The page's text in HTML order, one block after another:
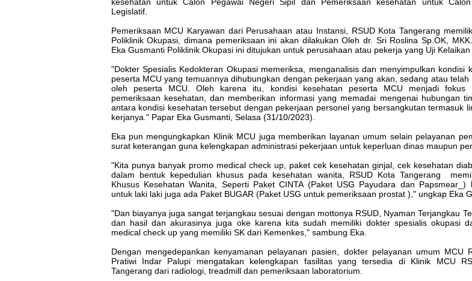
Legislatif.
Pemeriksaan MCU Karyawan dari Perusahaan atau Instansi, RSUD Kota Tangerang
Poliklinik Okupasi, dimana pemeriksaan ini akan dilakukan Oleh dr. Sri Roslina Sp.OK,
Eka Gusmanti Poliklinik Okupasi ini ditujukan untuk perusahaan atau pekerja yang Uji Kelaikan
"Dokter Spesialis Kedokteran Okupasi memeriksa, menganalisis dan menyimpulkan kondisi
peserta MCU yang temuannya dihubungkan dengan pekerjaan yang akan, sedang atau telah
oleh peserta MCU. Oleh karena itu, kondisi kesehatan peserta MCU menjadi fokus
pemeriksaan kesehatan, dan memberikan informasi yang memadai mengenai hubungan
antara kondisi kesehatan tersebut dengan pekerjaan personel yang bersangkutan termasuk
kerjanya." Papar Eka Gusmanti, Selasa (31/10/2023).
Eka pun mengungkapkan Klinik MCU juga memberikan layanan umum selain pelayanan
surat keterangan guna kelengkapan administrasi pekerjaan untuk keperluan dinas maupun
"Kita punya banyak promo medical check up, paket cek kesehatan ginjal, cek kesehatan
dalam bentuk kepedulian khusus pada kesehatan wanita, RSUD Kota Tangerang
Khusus Kesehatan Wanita, Seperti Paket CINTA (Paket USG Payudara dan Papsmear_)
untuk laki laki juga ada Paket BUGAR (Paket USG untuk pemeriksaan prostat )," ungkap Eka
"Dan biayanya juga sangat terjangkau sesuai dengan mottonya RSUD, Nyaman Terjangkau
dan hasil dan akurasinya juga oke karena kita sudah memiliki dokter spesialis okupasi
medical check up yang memiliki SK dari Kemenkes," sambung Eka.
Dengan mengedepankan kenyamanan pelayanan pasien, dokter pelayanan umum MCU
Pratiwi Indar Palupi mengatakan kelengkapan fasilitas yang tersedia di Klinik MCU
Tangerang dari radiologi, treadmill dan pemeriksaan laboratorium.